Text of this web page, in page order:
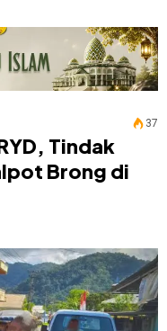
37
Tindak
Brong di